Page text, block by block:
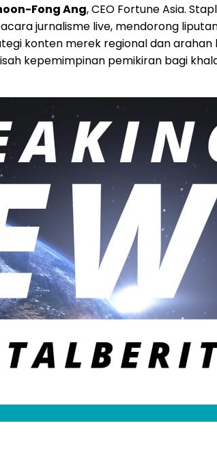
Fong Ang, CEO Fortune Asia.
jurnalisme live, mendorong
konten merek regional dan
kepemimpinan pemikiran bagi